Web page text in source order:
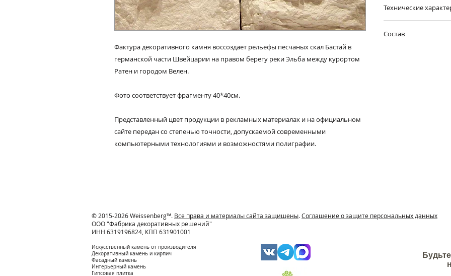
Фактура декоративного камня воссоздает рельефы песчаных скал Бастай в
германской части Швейцарии на правом берегу реки Эльба между курортом
Ратен и городом Велен.
Фото соответствует фрагменту 40*40см.
Представленный цвет продукции в рекламных материалах и на официальном
сайте передан со степенью точности, допускаемой современными
компьютерными технологиями и возможностями полиграфии.
Технические
215*58*24мм (44
Состав
© 2015-2026 Weissenberg™. Все права и материалы сайта защищены.Соглашение о защите персональных данных
ООО "Фабрика декоративных решений"
ИНН 6319196824, КПП 631901001
Искусственный камень от производителя
Декоративный камень и кирпич
Фасадный камень
Интерьерный камень
Гипсовая плитка